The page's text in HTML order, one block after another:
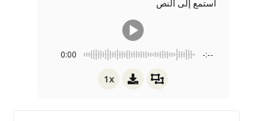
استمع إلى النص
0:00 -:--
1x